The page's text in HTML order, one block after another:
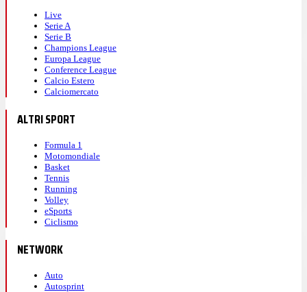
Live
Serie A
Serie B
Champions League
Europa League
Conference League
Calcio Estero
Calciomercato
ALTRI SPORT
Formula 1
Motomondiale
Basket
Tennis
Running
Volley
eSports
Ciclismo
NETWORK
Auto
Autosprint